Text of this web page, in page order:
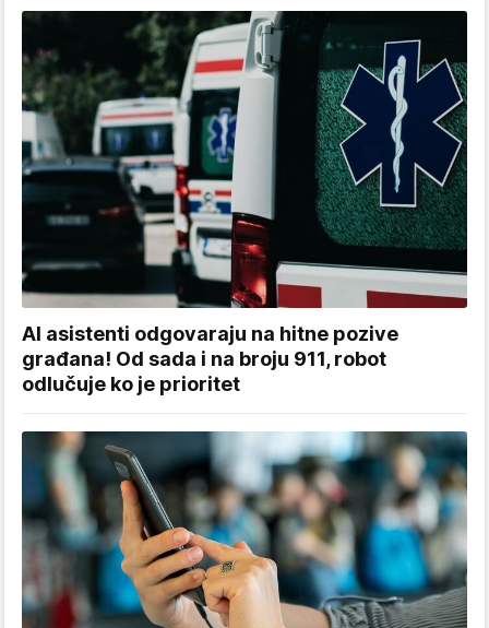
AI asistenti odgovaraju na hitne pozive
građana! Od sada i na broju 911, robot
odlučuje ko je prioritet